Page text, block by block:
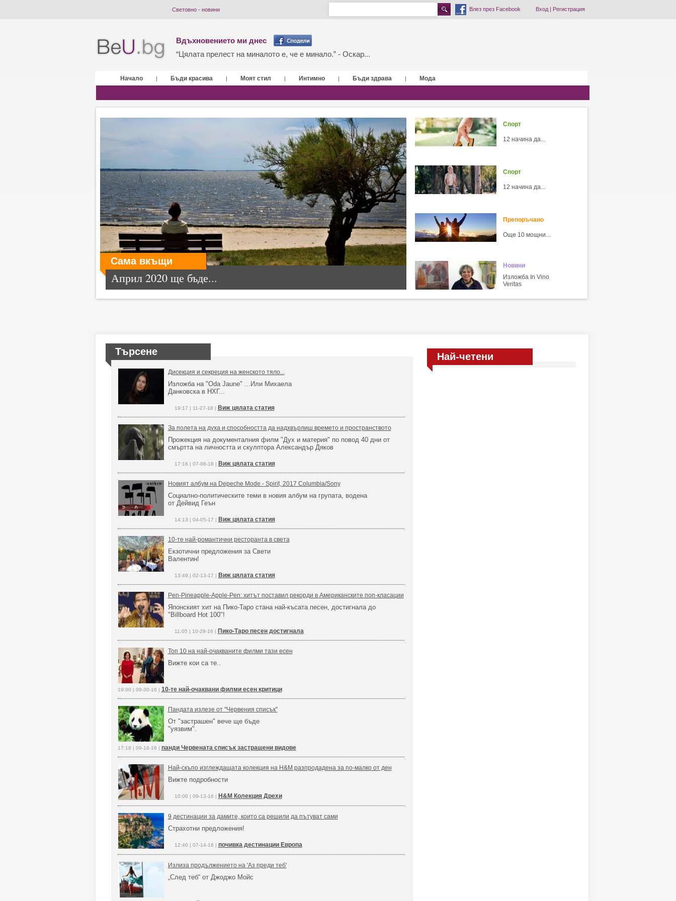
Световно - новини Влез през Facebook Вход| Регистрация
Вдъхновението ми днес
“Цялата прелест на миналото е, че е минало.” - Оскар...
Начало | Бъди красива | Моят стил | Интимно | Бъди здрава | Мода
Сама вкъщи
Април 2020 ще бъде...
Спорт
12 начина да...
Спорт
12 начина да...
Препоръчано
Още 10 мощни...
Новини
Изложба In Vino
Veritas
Търсене
Дисекция и секреция на женското тяло...
Изложба на "Оda Jaune" ...Или Михаела
Данковска в НХГ...
19:17 | 11-27-18 | Виж цялата статия
За полета на духа и способността да надхвърлиш времето и пространството
Прожекция на документалния филм "Дух и материя" по повод 40 дни от
смъртта на личността и скулптора Александър Дяков
17:16 | 07-06-18 | Виж цялата статия
Новият албум на Depeche Mode - Spirit, 2017 Columbia/Sony
Социално-политическите теми в новия албум на групата, водена
от Дейвид Геън
14:13 | 04-05-17 | Виж цялата статия
10-те най-романтични ресторанта в света
Екзотични предложения за Свети
Валентин!
13:49 | 02-13-17 | Виж цялата статия
Pen-Pineapple-Apple-Pen: хитът поставил рекорди в Американските поп-класации
Японският хит на Пико-Таро стана най-късата песен, достигнала до
"Billboard Hot 100"!
11:05 | 10-29-16 | Пико-Таро песен достигнала
Топ 10 на най-очакваните филми тази есен
Вижте кои са те..
19:00 | 09-30-16 | 10-те най-очаквани филми есен критици
Пандата излезе от "Червения списък"
От "застрашен" вече ще бъде
"уязвим".
17:18 | 09-16-16 | панди Червената списък застрашени видове
Най-скъпо изглеждащата колекция на H&M разпродадена за по-малко от ден
Вижте подробности
10:00 | 09-13-16 | H&M Колекция Дрехи
9 дестинации за дамите, които са решили да пътуват сами
Страхотни предложения!
12:40 | 07-14-16 | почивка дестинации Европа
Излиза продължението на 'Аз преди теб'
„След теб“ от Джоджо Мойс
Най-четени